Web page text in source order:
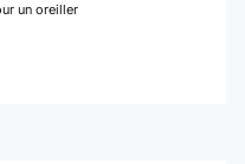
un oreiller